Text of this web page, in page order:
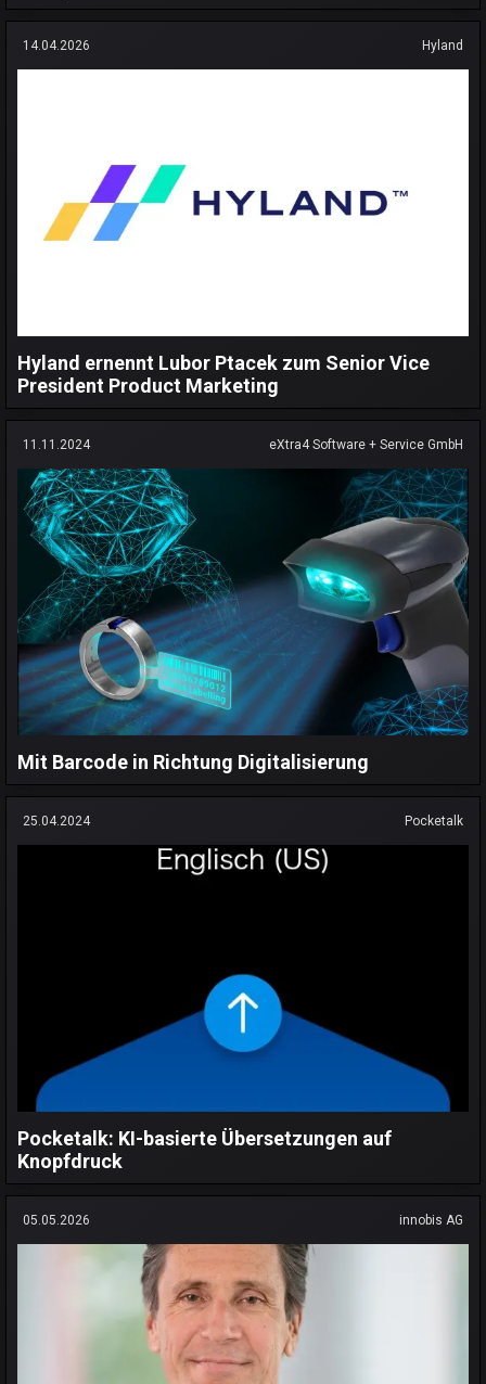
14.04.2026 Hyland
Hyland ernennt Lubor Ptacek zum Senior Vice
President Product Marketing
11.11.2024 eXtra4 Software + Service GmbH
Mit Barcode in Richtung Digitalisierung
25.04.2024 Pocketalk
Pocketalk: KI-basierte Übersetzungen auf
Knopfdruck
05.05.2026 innobis AG